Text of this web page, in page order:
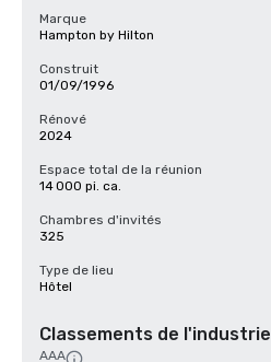
Marque
Hampton by Hilton
Construit
01/09/1996
Rénové
2024
Espace total de la réunion
14 000 pi. ca.
Chambres d'invités
325
Type de lieu
Hôtel
Classements de l'industrie
AAA